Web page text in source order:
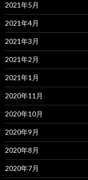
2021年5月
2021年4月
2021年3月
2021年2月
2021年1月
2020年11月
2020年10月
2020年9月
2020年8月
2020年7月